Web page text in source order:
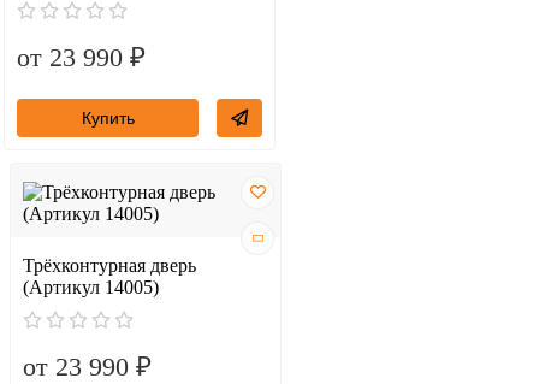
от 23 990 ₽
Купить
Трёхконтурная дверь
(Артикул 14005)
от 23 990 ₽